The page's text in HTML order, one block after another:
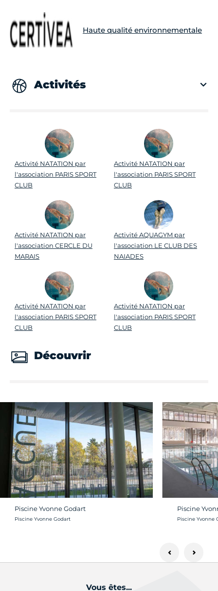
Haute qualité environnementale
Activités
Activité NATATION par
l'association PARIS SPORT
CLUB
Activité NATATION par
l'association PARIS SPORT
CLUB
Activité NATATION par
l'association CERCLE DU
MARAIS
Activité AQUAGYM par
l'association LE CLUB DES
NAIADES
Activité NATATION par
l'association PARIS SPORT
CLUB
Activité NATATION par
l'association PARIS SPORT
CLUB
Découvrir
Piscine Yvonne Godart
Crédit photo :
Piscine Yvonne Godart
Piscine
Crédit photo :
Piscine Yvonne
Vous êtes...